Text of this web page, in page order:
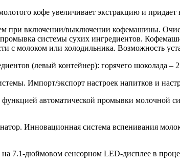
кофе увеличивает экстракцию и
при включении/выключении кофемашины.
системы сухих ингредиентов.
с молоком или холодильника. Возможность
(левый контейнер): горячего шоколада –
Импорт/экспорт настроек напитков и
автоматической промывки молочной
Инновационная система вспенивания
7.1-дюймовом сенсорном LED-дисплее в